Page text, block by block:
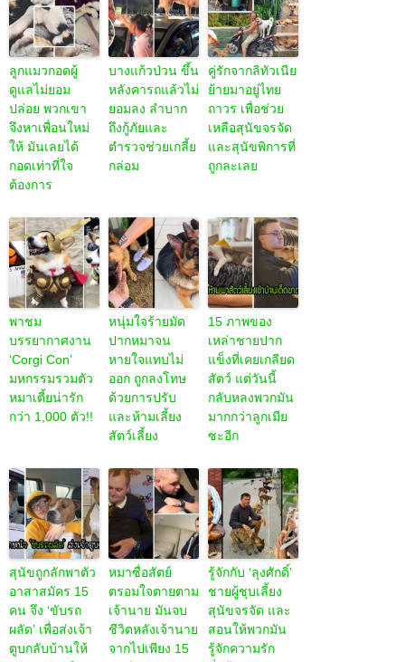
ลูกแมวกอดผู้
ดูแลไม่ยอม
ปล่อย พวกเขา
จึงหาเพื่อนใหม่
ให้ มันเลยได้
กอดเท่าที่ใจ
ต้องการ
บางแก้วป่วน ขึ้น
หลังคารถแล้วไม่
ยอมลง ลำบาก
ถึงกู้ภัยและ
ตำรวจช่วยเกลี้ย
กล่อม
คู่รักจากลิทัวเนีย
ย้ายมาอยู่ไทย
ถาวร เพื่อช่วย
เหลือสุนัขจรจัด
และสุนัขพิการที่
ถูกละเลย
พาชม
บรรยากาศงาน
‘Corgi Con’
มหกรรมรวมตัว
หมาเตี้ยน่ารัก
กว่า 1,000 ตัว!!
หนุ่มใจร้ายมัด
ปากหมาจน
หายใจแทบไม่
ออก ถูกลงโทษ
ด้วยการปรับ
และห้ามเลี้ยง
สัตว์เลี้ยง
15 ภาพของ
เหล่าชายปาก
แข็งที่เคยเกลียด
สัตว์ แต่วันนี้
กลับหลงพวกมัน
มากกว่าลูกเมีย
ซะอีก
สุนัขถูกลักพาตัว
อาสาสมัคร 15
คน จึง ‘ขับรถ
ผลัด’ เพื่อส่งเจ้า
ตูบกลับบ้านให้
หมาซื่อสัตย์
ตรอมใจตายตาม
เจ้านาย มันจบ
ชีวิตหลังเจ้านาย
จากไปเพียง 15
รู้จักกับ ‘ลุงศักดิ์’
ชายผู้ชุบเลี้ยง
สุนัขจรจัด และ
สอนให้พวกมัน
รู้จักความรัก